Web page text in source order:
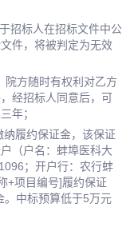
招标人在招标文件中公
件，将被判定为无效
院方随时有权利对乙方
经招标人同意后，可
年；
履约保证金，该保证
（户名：蚌埠医科大
；开户行：农行蚌
+项目编号]履约保证
。中标预算低于5万元